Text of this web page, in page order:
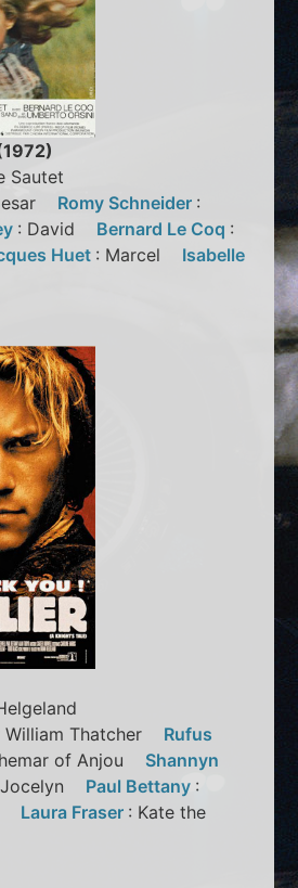
Sautet
Romy Schneider :
: David Bernard Le Coq :
Huet : Marcel Isabelle
William Thatcher Rufus
of Anjou Shannyn
Jocelyn Paul Bettany :
Laura Fraser : Kate the